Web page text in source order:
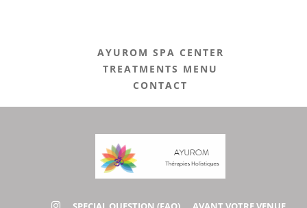
AYUROM SPA CENTER
TREATMENTS MENU
CONTACT